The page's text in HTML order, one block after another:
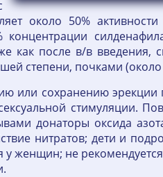
около 50% активности
как после в/в введения,
степени, почками
или сохранению эрекции
стимуляции.
донаторы оксида
нитратов; дети и
женщин; не